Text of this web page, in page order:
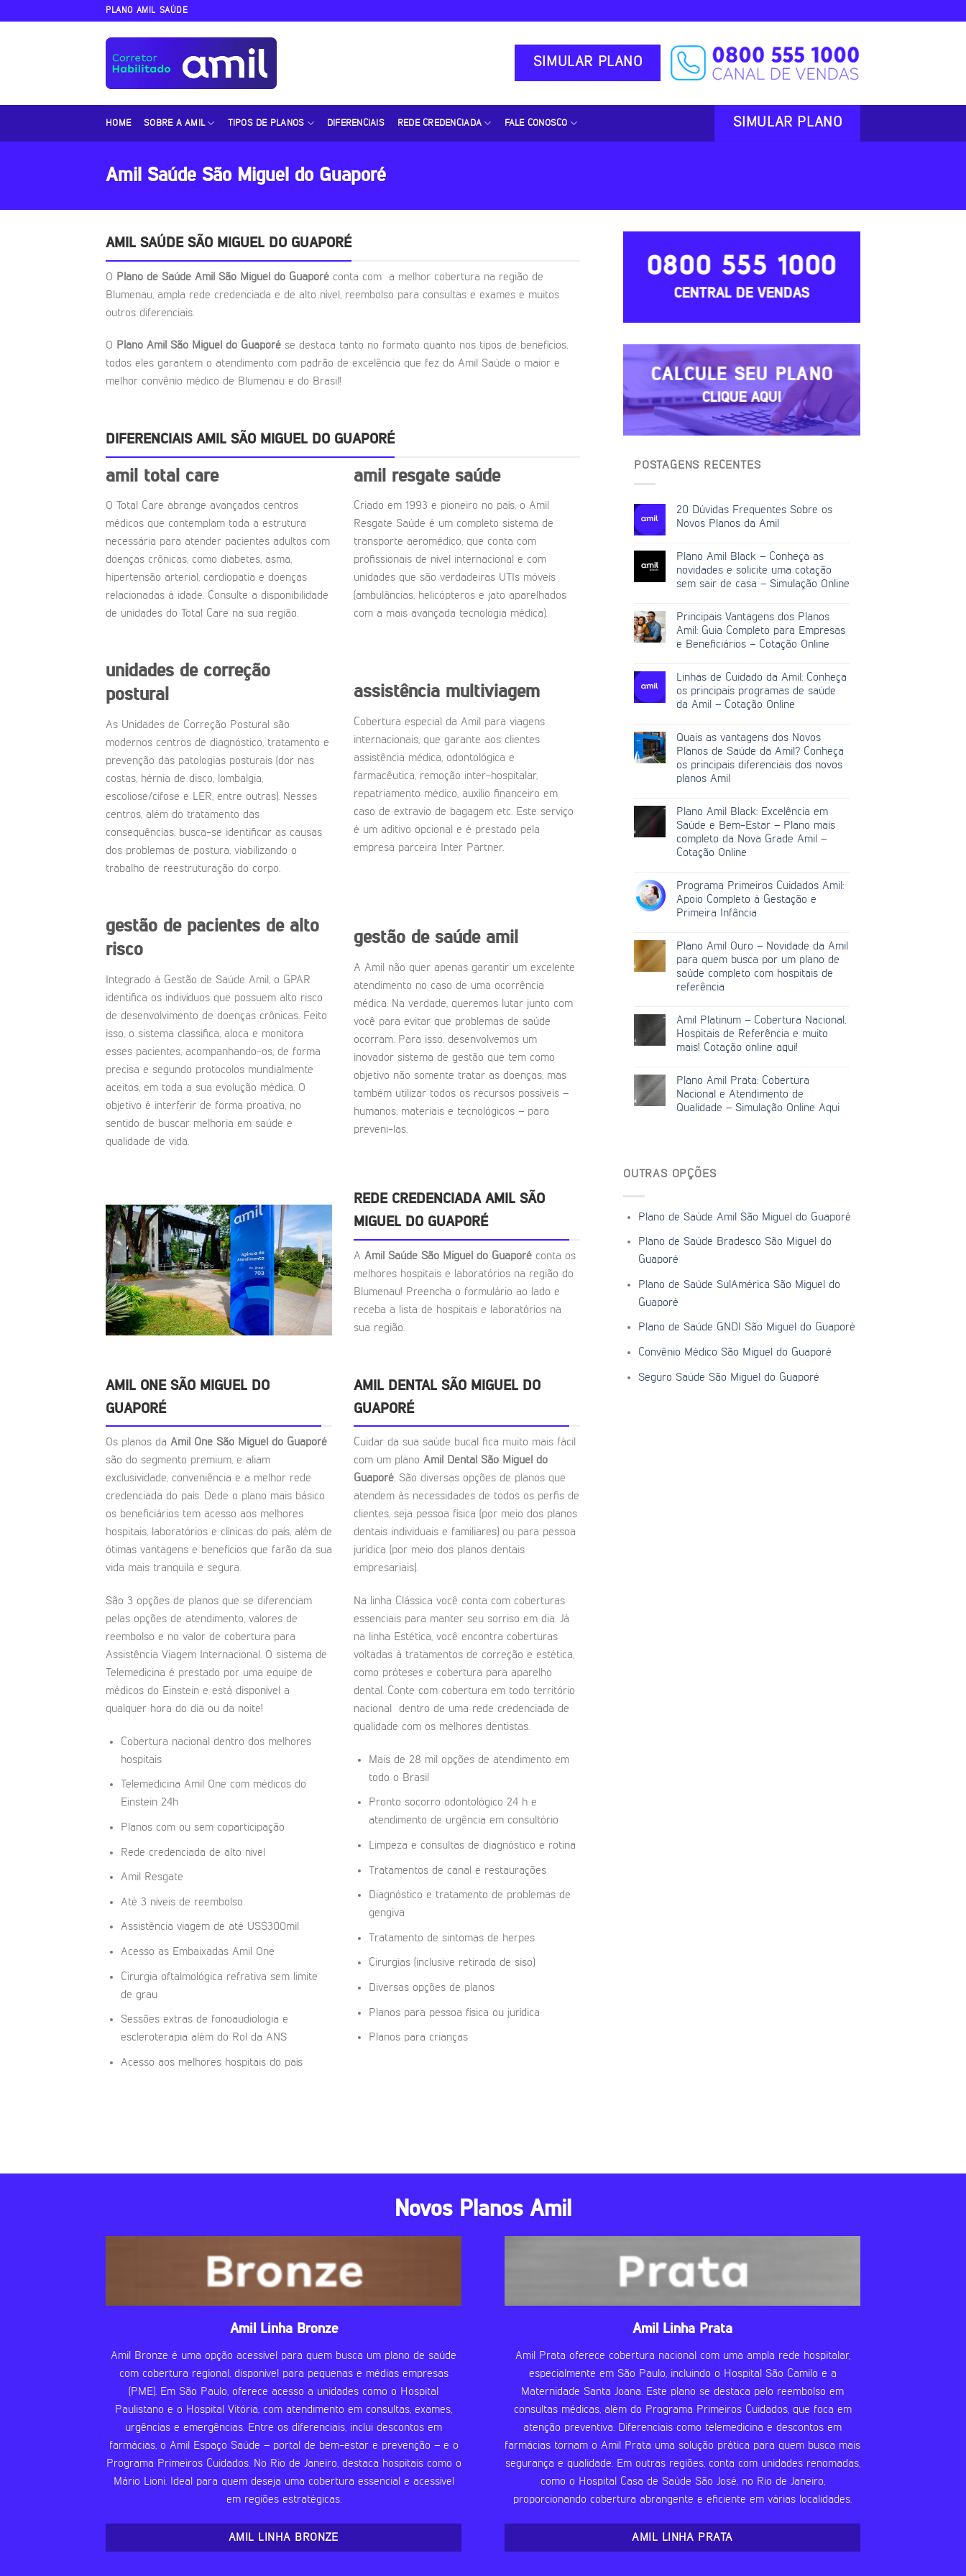
PLANO AMIL SAÚDE
SIMULAR PLANO
HOME SOBRE A AMIL TIPOS DE PLANOS DIFERENCIAIS REDE CREDENCIADA FALE CONOSCO SIMULAR PLANO
Amil Saúde São Miguel do Guaporé
AMIL SAÚDE SÃO MIGUEL DO GUAPORÉ
O Plano de Saúde Amil São Miguel do Guaporé conta com a melhor cobertura na região de
Blumenau, ampla rede credenciada e de alto nível, reembolso para consultas e exames e muitos
outros diferenciais.
O Plano Amil São Miguel do Guaporé se destaca tanto no formato quanto nos tipos de benefícios,
todos eles garantem o atendimento com padrão de excelência que fez da Amil Saúde o maior e
melhor convênio médico de Blumenau e do Brasil!
DIFERENCIAIS AMIL SÃO MIGUEL DO GUAPORÉ
amil total care
O Total Care abrange avançados centros
médicos que contemplam toda a estrutura
necessária para atender pacientes adultos com
doenças crônicas, como diabetes, asma,
hipertensão arterial, cardiopatia e doenças
relacionadas à idade. Consulte a disponibilidade
de unidades do Total Care na sua região.
amil resgate saúde
Criado em 1993 e pioneiro no país, o Amil
Resgate Saúde é um completo sistema de
transporte aeromédico, que conta com
profissionais de nível internacional e com
unidades que são verdadeiras UTIs móveis
(ambulâncias, helicópteros e jato aparelhados
com a mais avançada tecnologia médica).
unidades de correção
postural
As Unidades de Correção Postural são
modernos centros de diagnóstico, tratamento e
prevenção das patologias posturais (dor nas
costas, hérnia de disco, lombalgia,
escoliose/cifose e LER, entre outras). Nesses
centros, além do tratamento das
consequências, busca-se identificar as causas
dos problemas de postura, viabilizando o
trabalho de reestruturação do corpo.
assistência multiviagem
Cobertura especial da Amil para viagens
internacionais, que garante aos clientes
assistência médica, odontológica e
farmacêutica, remoção inter-hospitalar,
repatriamento médico, auxílio financeiro em
caso de extravio de bagagem etc. Este serviço
é um aditivo opcional e é prestado pela
empresa parceira Inter Partner.
gestão de pacientes de alto
risco
Integrado à Gestão de Saúde Amil, o GPAR
identifica os indivíduos que possuem alto risco
de desenvolvimento de doenças crônicas. Feito
isso, o sistema classifica, aloca e monitora
esses pacientes, acompanhando-os, de forma
precisa e segundo protocolos mundialmente
aceitos, em toda a sua evolução médica. O
objetivo é interferir de forma proativa, no
sentido de buscar melhoria em saúde e
qualidade de vida.
gestão de saúde amil
A Amil não quer apenas garantir um excelente
atendimento no caso de uma ocorrência
médica. Na verdade, queremos lutar junto com
você para evitar que problemas de saúde
ocorram. Para isso, desenvolvemos um
inovador sistema de gestão que tem como
objetivo não somente tratar as doenças, mas
também utilizar todos os recursos possíveis –
humanos, materiais e tecnológicos – para
preveni-las.
REDE CREDENCIADA AMIL SÃO
MIGUEL DO GUAPORÉ
A Amil Saúde São Miguel do Guaporé conta os
melhores hospitais e laboratórios na região do
Blumenau! Preencha o formulário ao lado e
receba a lista de hospitais e laboratórios na
sua região.
AMIL ONE SÃO MIGUEL DO
GUAPORÉ
Os planos da Amil One São Miguel do Guaporé
são do segmento premium, e aliam
exclusividade, conveniência e a melhor rede
credenciada do país. Dede o plano mais básico
os beneficiários tem acesso aos melhores
hospitais, laboratórios e clínicas do país, além de
ótimas vantagens e benefícios que farão da sua
vida mais tranquila e segura.
São 3 opções de planos que se diferenciam
pelas opções de atendimento, valores de
reembolso e no valor de cobertura para
Assistência Viagem Internacional. O sistema de
Telemedicina é prestado por uma equipe de
médicos do Einstein e está disponível a
qualquer hora do dia ou da noite!
Cobertura nacional dentro dos melhores
hospitais
Telemedicina Amil One com médicos do
Einstein 24h
Planos com ou sem coparticipação
Rede credenciada de alto nível
Amil Resgate
Até 3 níveis de reembolso
Assistência viagem de até US$300mil
Acesso as Embaixadas Amil One
Cirurgia oftalmológica refrativa sem limite
de grau
Sessões extras de fonoaudiologia e
escleroterapia além do Rol da ANS
Acesso aos melhores hospitais do país
AMIL DENTAL SÃO MIGUEL DO
GUAPORÉ
Cuidar da sua saúde bucal fica muito mais fácil
com um plano Amil Dental São Miguel do
Guaporé. São diversas opções de planos que
atendem às necessidades de todos os perfis de
clientes, seja pessoa física (por meio dos planos
dentais individuais e familiares) ou para pessoa
jurídica (por meio dos planos dentais
empresariais).
Na linha Clássica você conta com coberturas
essenciais para manter seu sorriso em dia. Já
na linha Estética, você encontra coberturas
voltadas à tratamentos de correção e estética,
como próteses e cobertura para aparelho
dental. Conte com cobertura em todo território
nacional dentro de uma rede credenciada de
qualidade com os melhores dentistas.
Mais de 28 mil opções de atendimento em
todo o Brasil
Pronto socorro odontológico 24 h e
atendimento de urgência em consultório
Limpeza e consultas de diagnóstico e rotina
Tratamentos de canal e restaurações
Diagnóstico e tratamento de problemas de
gengiva
Tratamento de sintomas de herpes
Cirurgias (inclusive retirada de siso)
Diversas opções de planos
Planos para pessoa física ou jurídica
Planos para crianças
0800 555 1000
CENTRAL DE VENDAS
CALCULE SEU PLANO
CLIQUE AQUI
POSTAGENS RECENTES
20 Dúvidas Frequentes Sobre os
Novos Planos da Amil
Plano Amil Black – Conheça as
novidades e solicite uma cotação
sem sair de casa – Simulação Online
Principais Vantagens dos Planos
Amil: Guia Completo para Empresas
e Beneficiários – Cotação Online
Linhas de Cuidado da Amil: Conheça
os principais programas de saúde
da Amil – Cotação Online
Quais as vantagens dos Novos
Planos de Saúde da Amil? Conheça
os principais diferenciais dos novos
planos Amil
Plano Amil Black: Excelência em
Saúde e Bem-Estar – Plano mais
completo da Nova Grade Amil –
Cotação Online
Programa Primeiros Cuidados Amil:
Apoio Completo à Gestação e
Primeira Infância
Plano Amil Ouro – Novidade da Amil
para quem busca por um plano de
saúde completo com hospitais de
referência
Amil Platinum – Cobertura Nacional,
Hospitais de Referência e muito
mais! Cotação online aqui!
Plano Amil Prata: Cobertura
Nacional e Atendimento de
Qualidade – Simulação Online Aqui
OUTRAS OPÇÕES
Plano de Saúde Amil São Miguel do Guaporé
Plano de Saúde Bradesco São Miguel do
Guaporé
Plano de Saúde SulAmérica São Miguel do
Guaporé
Plano de Saúde GNDI São Miguel do Guaporé
Convênio Médico São Miguel do Guaporé
Seguro Saúde São Miguel do Guaporé
Novos Planos Amil
Amil Linha Bronze
Amil Bronze é uma opção acessível para quem busca um plano de saúde
com cobertura regional, disponível para pequenas e médias empresas
(PME). Em São Paulo, oferece acesso a unidades como o Hospital
Paulistano e o Hospital Vitória, com atendimento em consultas, exames,
urgências e emergências. Entre os diferenciais, inclui descontos em
farmácias, o Amil Espaço Saúde – portal de bem-estar e prevenção – e o
Programa Primeiros Cuidados. No Rio de Janeiro, destaca hospitais como o
Mário Lioni. Ideal para quem deseja uma cobertura essencial e acessível
em regiões estratégicas.
AMIL LINHA BRONZE
Amil Linha Prata
Amil Prata oferece cobertura nacional com uma ampla rede hospitalar,
especialmente em São Paulo, incluindo o Hospital São Camilo e a
Maternidade Santa Joana. Este plano se destaca pelo reembolso em
consultas médicas, além do Programa Primeiros Cuidados, que foca em
atenção preventiva. Diferenciais como telemedicina e descontos em
farmácias tornam o Amil Prata uma solução prática para quem busca mais
segurança e qualidade. Em outras regiões, conta com unidades renomadas,
como o Hospital Casa de Saúde São José, no Rio de Janeiro,
proporcionando cobertura abrangente e eficiente em várias localidades.
AMIL LINHA PRATA